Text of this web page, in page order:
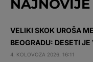
NAJNOVIJE
VELIKI SKOK UROŠA
BEOGRADU: DESETI
4. KOLOVOZA 2026. 16:11